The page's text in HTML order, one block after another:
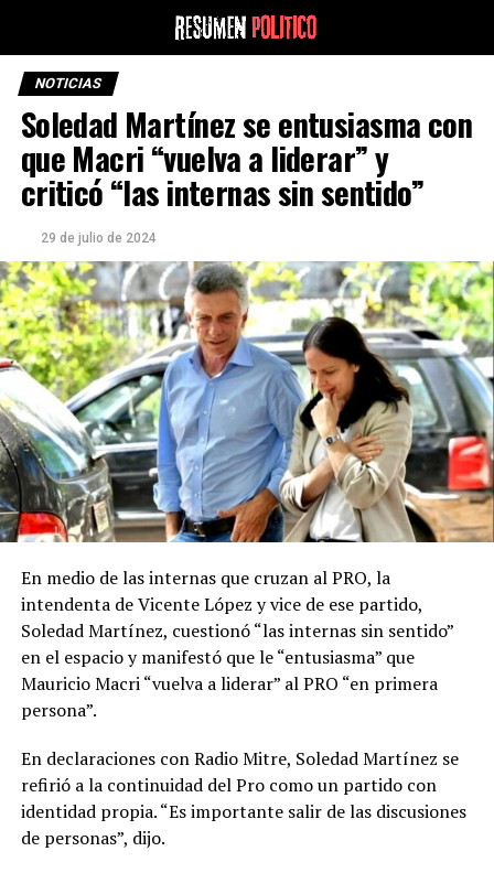
NOTICIAS
Soledad Martínez se entusiasma con
que Macri “vuelva a liderar” y
criticó “las internas sin sentido”
29 de julio de 2024
En medio de las internas que cruzan al PRO, la
intendenta de Vicente López y vice de ese partido,
Soledad Martínez, cuestionó “las internas sin sentido”
en el espacio y manifestó que le “entusiasma” que
Mauricio Macri “vuelva a liderar” al PRO “en primera
persona”.
En declaraciones con Radio Mitre, Soledad Martínez se
refirió a la continuidad del Pro como un partido con
identidad propia. “Es importante salir de las discusiones
de personas”, dijo.